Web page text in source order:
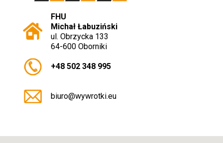
FHU
Michał Łabuziński
ul. Obrzycka 133
64-600 Oborniki
+48 502 348 995
biuro@wywrotki.eu